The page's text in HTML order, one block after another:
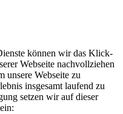
können wir das Klick-
Webseite nachvollziehen
unsere Webseite zu
insgesamt laufend zu
setzen wir auf dieser